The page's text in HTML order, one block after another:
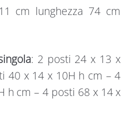
cm lunghezza 74 cm
: 2 posti 24 x 13 x
40 x 14 x 10H h cm – 4
h cm – 4 posti 68 x 14 x